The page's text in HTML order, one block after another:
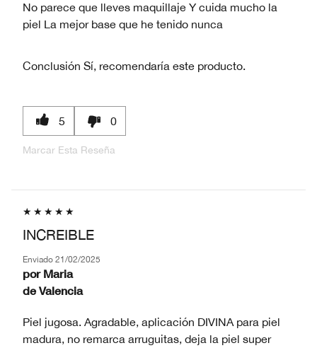
No parece que lleves maquillaje Y cuida mucho la
piel La mejor base que he tenido nunca
Conclusión Sí, recomendaría este producto.
5 0
Marcar Esta Reseña
INCREIBLE
Enviado 21/02/2025
por Maria
de Valencia
Piel jugosa. Agradable, aplicación DIVINA para piel
madura, no remarca arruguitas, deja la piel super